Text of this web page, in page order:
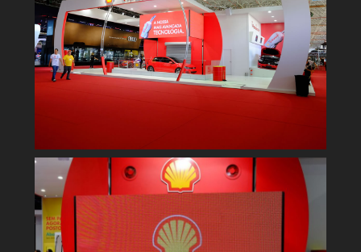
Shell
Salão do Automóvel - 2014